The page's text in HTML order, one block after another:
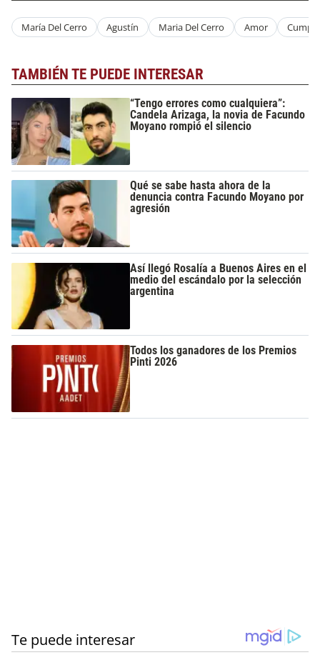
María Del Cerro Agustín Maria Del Cerro Amor
TAMBIÉN TE PUEDE INTERESAR
“Tengo errores como cualquiera”:
Candela Arizaga, la novia de Facundo
Moyano rompió el silencio
Qué se sabe hasta ahora de la
denuncia contra Facundo Moyano por
agresión
Así llegó Rosalía a Buenos Aires en el
medio del escándalo por la selección
argentina
Todos los ganadores de los Premios
Pinti 2026